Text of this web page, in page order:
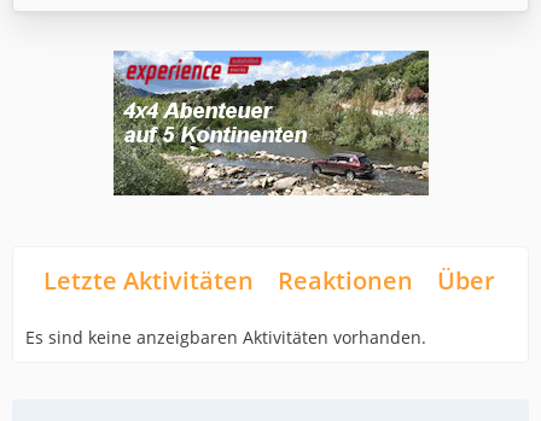
Letzte Aktivitäten Reaktionen Über
Es sind keine anzeigbaren Aktivitäten vorhanden.